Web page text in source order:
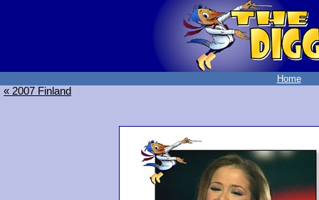
Home
« 2007 Finland